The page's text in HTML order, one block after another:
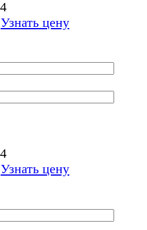
Узнать цену
Узнать цену